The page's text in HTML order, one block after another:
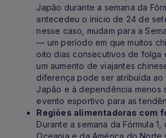
Japão durante a semana da
antecedeu o início de 24 de
nesse caso, mudam para a
— um período em que muitos
oito dias consecutivos de
um aumento de viajantes
diferença pode ser atribuída ao
Japão e à dependência menos
evento esportivo para as
Regiões alimentadoras com
Durante a semana da Fórmula 1,
Oceania e da América do Norte